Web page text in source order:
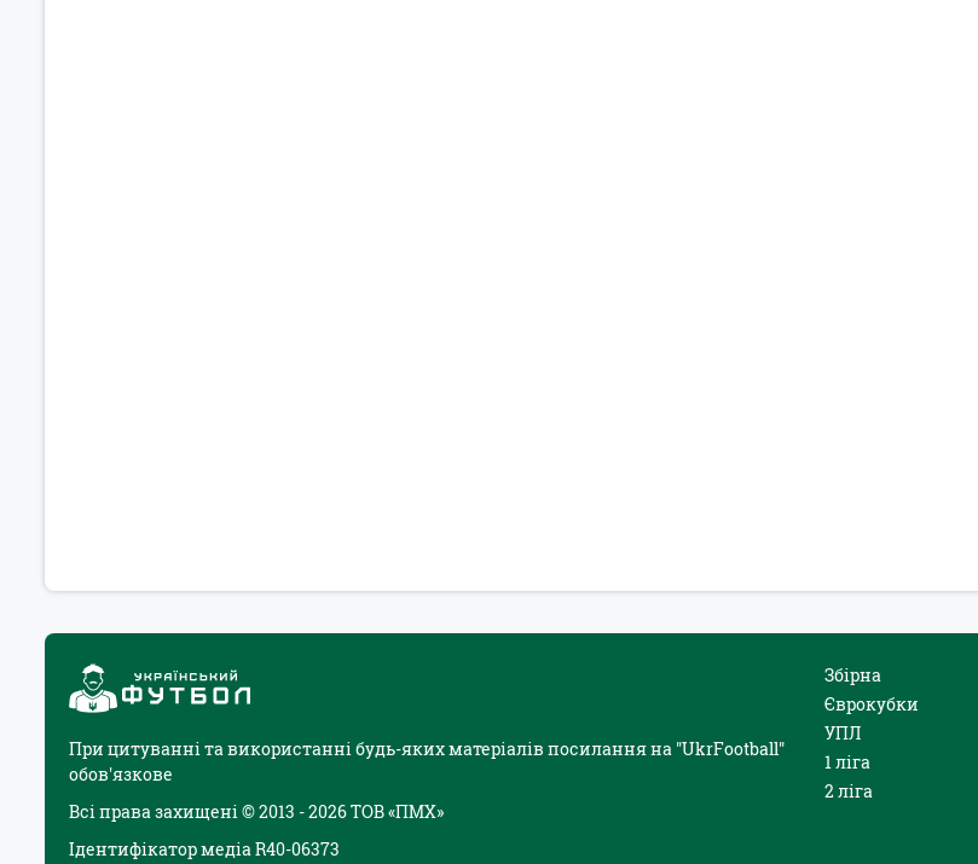
При цитуванні та використанні будь-яких матеріалів посилання на "UkrFootball"
обов'язкове
Всі права захищені © 2013 - 2026 ТОВ «ПМХ»
Ідентифікатор медіа R40-06373
Збірна
Єврокубки
УПЛ
1 ліга
2 ліга